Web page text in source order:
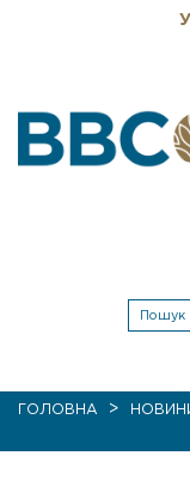
ГОЛОВНА >